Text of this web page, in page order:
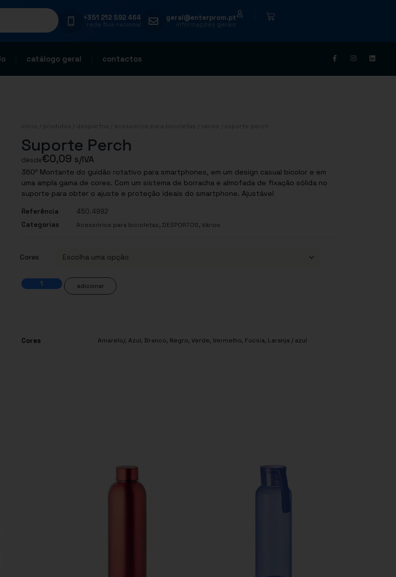
+351 212 592 464
rede fixa nacional
geral@enterprom.pt
informações gerais
catálogo geral contactos
início produtos desportos acessórios para bicicletas vários / suporte perch
Suporte Perch
desde€0,09 s/IVA
360º Montante do guidão rotativo para smartphones, em um design casual bicolor e em
uma ampla gama de cores. Com um sistema de borracha e almofada de fixação sólida no
suporte para obter o ajuste e proteção ideais do smartphone. Ajustável
Referência
450.4992
Categorias
Acessórios para bicicletas, DESPORTOS,Vários
Cores
adicionar
Cores Amarelo/, Azul, Branco, Negro, Verde, Vermelho, Fúcsia, Laranja / azul